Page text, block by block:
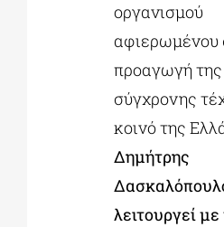
οργανισμού
αφιερωμένου
προαγωγή της
σύγχρονης
κοινό της
Δημήτρης
λειτουργεί με